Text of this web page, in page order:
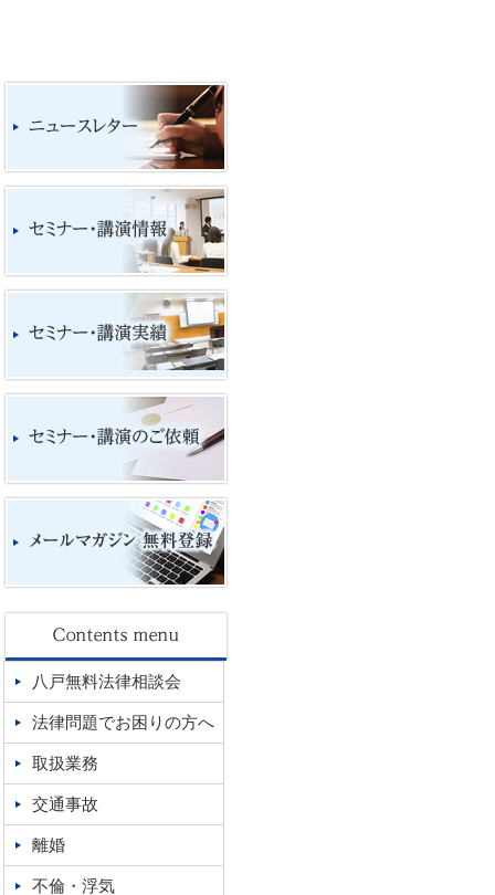
八戸無料法律相談会
法律問題でお困りの方へ
取扱業務
交通事故
離婚
不倫・浮気